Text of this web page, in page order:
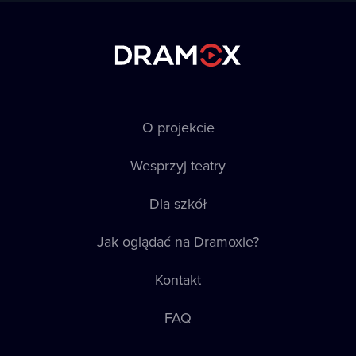
O projekcie
Wesprzyj teatry
Dla szkół
Jak oglądać na Dramoxie?
Kontakt
FAQ